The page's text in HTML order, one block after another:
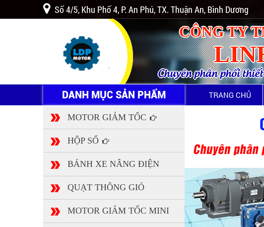
Số 4/5, Khu Phố 4, P. An Phú, TX. Thuận An, Bình Dương
CÔNG TY
Chuyên phân phối
DANH MỤC SẢN PHẨM TRANG CHỦ
MOTOR GIẢM TỐC
HỘP SỐ
BÁNH XE NÂNG ĐIỆN
QUẠT THÔNG GIÓ
MOTOR GIẢM TỐC MINI